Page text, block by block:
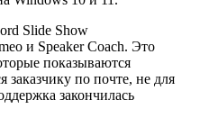
Slide Show
и Speaker Coach. Это
показываются
заказчику по почте, не для
закончилась